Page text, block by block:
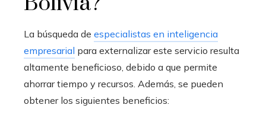
La búsqueda de especialistas en inteligencia
empresarial para externalizar este servicio resulta
altamente beneficioso, debido a que permite
ahorrar tiempo y recursos. Además, se pueden
obtener los siguientes beneficios: